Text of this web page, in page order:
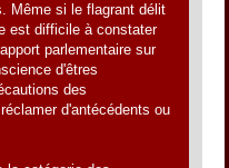
Même si le flagrant délit
est difficile à constater
parlementaire sur
d'êtres
des
d'antécédents ou